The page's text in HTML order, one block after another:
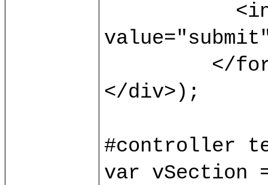
</div>);
#controller
var vSection